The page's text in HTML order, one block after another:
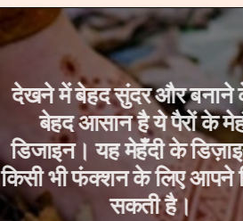
देखने में बेहद सुंदर और
बेहद आसान है ये
डिजाइन। यह मेहँदी के
किसी भी फंक्शन के लिए
सकती है।